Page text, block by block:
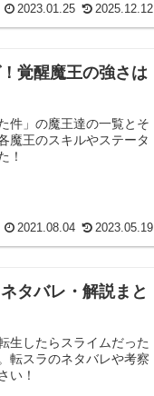
2023.01.25 2025.12.12
覚醒魔王の強さは
件」の魔王達の一覧とそ
魔王のスキルやステータ
！
2021.08.04 2023.05.19
タバレ・解説まと
生したらスライムだった
転スラのネタバレや考察
い！